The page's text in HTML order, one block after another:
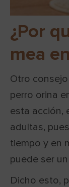
¿Por
mea
Otro
perro orina
esta acción,
adultas,
tiempo y en
puede ser
Dicho esto,